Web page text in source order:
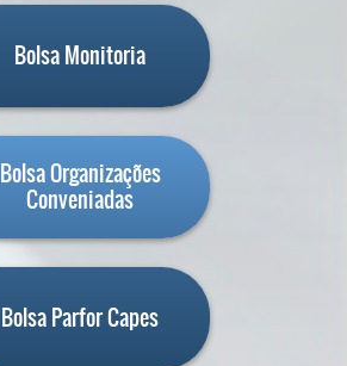
Bolsa Monitoria
Bolsa Organizações
Conveniadas
Bolsa Parfor Capes